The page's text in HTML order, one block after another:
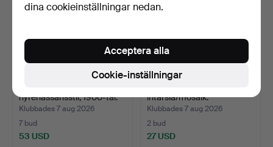
nyrenässansstil, 1900-tal.
Klubbades 7 aug 2026
7 bud
53 USD
intarsia/mosaik.
Klubbades 7 aug 2026
2 bud
27 USD
dina cookieinställningar nedan.
Cookie-inställningar
Acceptera alla